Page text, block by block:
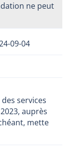
ne peut
09-04
services
auprès
mette